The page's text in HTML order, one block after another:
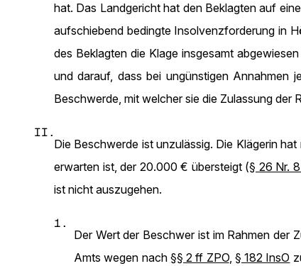
hat. Das Landgericht hat den Beklagten auf
aufschiebend bedingte Insolvenzforderung in
des Beklagten die Klage insgesamt
und darauf, dass bei ungünstigen Annahmen
Beschwerde, mit welcher sie die Zulassung der
II.
Die Beschwerde ist unzulässig. Die Klägerin
erwarten ist, der 20.000 € übersteigt (§ 26 Nr.
ist nicht auszugehen.
1.
Der Wert der Beschwer ist im Rahmen der
Amts wegen nach §§ 2 ff ZPO, § 182 InsO